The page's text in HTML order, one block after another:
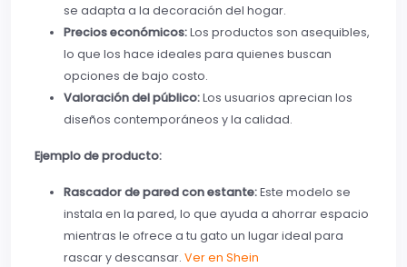
se adapta a la decoración del hogar.
Precios económicos:Los productos son asequibles,
lo que los hace ideales para quienes buscan
opciones de bajo costo.
Valoración del público:Los usuarios aprecian los
diseños contemporáneos y la calidad.
Ejemplo de producto:
Rascador de pared con estante:Este modelo se
instala en la pared, lo que ayuda a ahorrar espacio
mientras le ofrece a tu gato un lugar ideal para
rascar y descansar. Ver en Shein